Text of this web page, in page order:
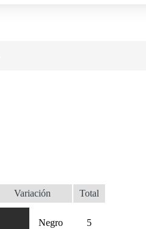
Variación Total
Negro 5